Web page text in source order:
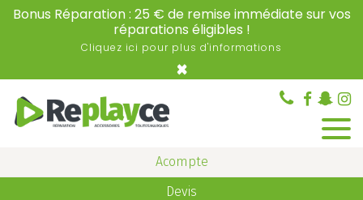
Bonus Réparation : 25 € de remise immédiate sur vos
réparations éligibles !
Cliquez ici pour plus d'informations
×
Acompte
Devis